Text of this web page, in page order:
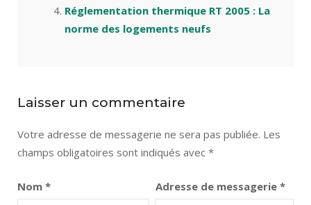
Réglementation thermique RT 2005 : La
norme des logements neufs
Laisser un commentaire
Votre adresse de messagerie ne sera pas publiée. Les
champs obligatoires sont indiqués avec *
Nom * Adresse de messagerie *